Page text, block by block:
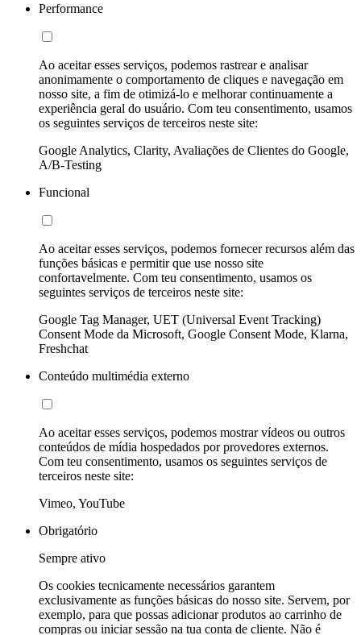
Performance
Ao aceitar esses serviços, podemos rastrear e analisar
anonimamente o comportamento de cliques e navegação em
nosso site, a fim de otimizá-lo e melhorar continuamente a
experiência geral do usuário. Com teu consentimento, usamos
os seguintes serviços de terceiros neste site:
Google Analytics, Clarity, Avaliações de Clientes do Google,
A/B-Testing
Funcional
Ao aceitar esses serviços, podemos fornecer recursos além das
funções básicas e permitir que use nosso site
confortavelmente. Com teu consentimento, usamos os
seguintes serviços de terceiros neste site:
Google Tag Manager, UET (Universal Event Tracking)
Consent Mode da Microsoft, Google Consent Mode, Klarna,
Freshchat
Conteúdo multimédia externo
Ao aceitar esses serviços, podemos mostrar vídeos ou outros
conteúdos de mídia hospedados por provedores externos.
Com teu consentimento, usamos os seguintes serviços de
terceiros neste site:
Vimeo, YouTube
Obrigatório
Sempre ativo
Os cookies tecnicamente necessários garantem
exclusivamente as funções básicas do nosso site. Servem, por
exemplo, para que possas adicionar produtos ao carrinho de
compras ou iniciar sessão na tua conta de cliente. Não é